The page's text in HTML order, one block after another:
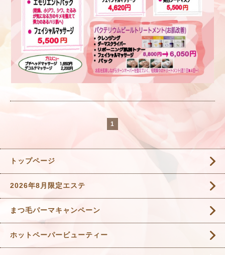
1
トップページ
2026年8月限定エステ
まつ毛パーマキャンペーン
ホットペーパービューティー